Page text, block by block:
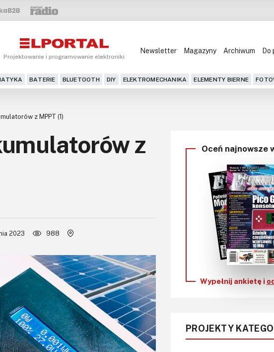
Projektowanie i programowanie elektroniki
Newsletter Magazyny Archiwum Do
BATERIE BLUETOOTH DIY ELEKTROMECHANIKA ELEMENTY BIERNE
Blog
DIY+
Czytelnia
Dla Ciebie
KITy AVT
Kontakt
Do pobrania
z MPPT (1)
z
2023 988
Oceń najnowsze
Wypełnij ankietę i
PROJEKTY